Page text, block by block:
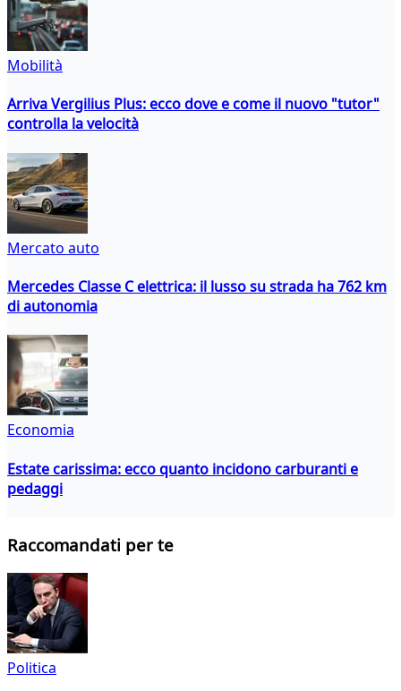
Mobilità
Arriva Vergilius Plus: ecco dove e come il nuovo "tutor"
controlla la velocità
Mercato auto
Mercedes Classe C elettrica: il lusso su strada ha 762 km
di autonomia
Economia
Estate carissima: ecco quanto incidono carburanti e
pedaggi
Raccomandati per te
Politica